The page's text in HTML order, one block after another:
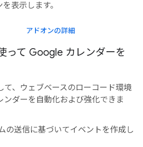
表示します。
アドオンの詳細
って Google カレンダーを
て、ウェブベースのローコード環境
ンダーを自動化および強化できま
の送信に基づいてイベントを作成し